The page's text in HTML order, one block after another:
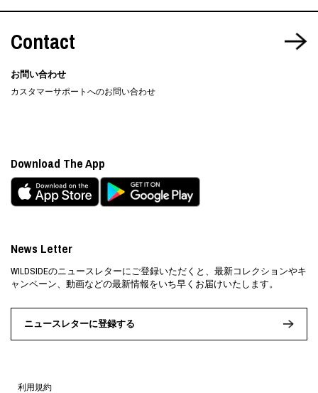
Contact
お問い合わせ
カスタマーサポートへのお問い合わせ
利用規約
News Letter
WILDSIDEのニュースレターにご登録いただくと、最新コレクションやキ
ャンペーン、動画などの最新情報をいち早くお届けいたします。
ニュースレターに登録する
Download The App